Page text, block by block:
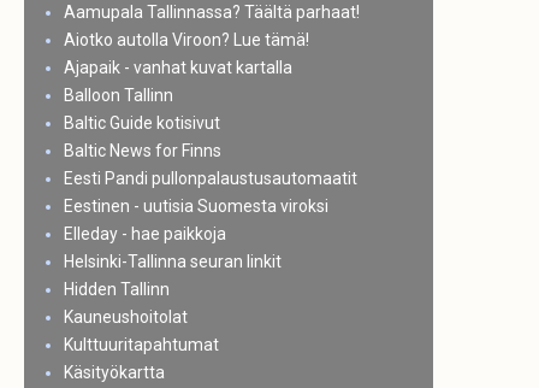
Aamupala Tallinnassa? Täältä parhaat!
Aiotko autolla Viroon? Lue tämä!
Ajapaik - vanhat kuvat kartalla
Balloon Tallinn
Baltic Guide kotisivut
Baltic News for Finns
Eesti Pandi pullonpalaustusautomaatit
Eestinen - uutisia Suomesta viroksi
Elleday - hae paikkoja
Helsinki-Tallinna seuran linkit
Hidden Tallinn
Kauneushoitolat
Kulttuuritapahtumat
Käsityökartta